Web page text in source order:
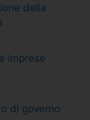
della
imprese
di governo